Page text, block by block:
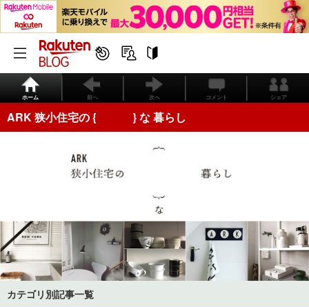
ホーム 前へ 次へ コメント シェア
ARK 狭小住宅の { } な 暮らし
カテゴリ別記事一覧